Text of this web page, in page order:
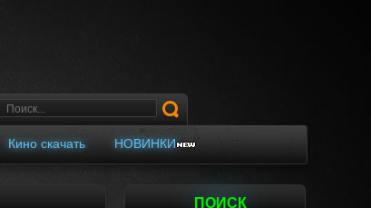
Кино скачать НОВИНКИ
ПОИСК